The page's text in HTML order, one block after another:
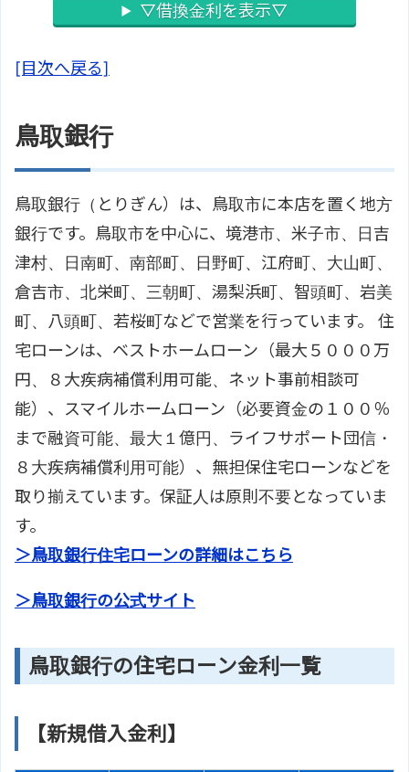
▽借換金利を表示▽
[目次へ戻る]
鳥取銀行
鳥取銀行（とりぎん）は、鳥取市に本店を置く地方
銀行です。鳥取市を中心に、境港市、米子市、日吉
津村、日南町、南部町、日野町、江府町、大山町、
倉吉市、北栄町、三朝町、湯梨浜町、智頭町、岩美
町、八頭町、若桜町などで営業を行っています。 住
宅ローンは、ベストホームローン（最大５０００万
円、８大疾病補償利用可能、ネット事前相談可
能）、スマイルホームローン（必要資金の１００％
まで融資可能、最大１億円、ライフサポート団信・
８大疾病補償利用可能）、無担保住宅ローンなどを
取り揃えています。保証人は原則不要となっていま
す。
＞鳥取銀行住宅ローンの詳細はこちら
＞鳥取銀行の公式サイト
鳥取銀行の住宅ローン金利一覧
【新規借入金利】